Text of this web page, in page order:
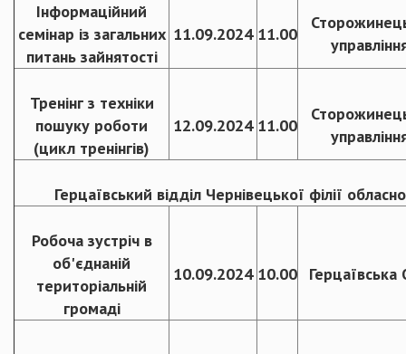
Інформаційний
семінар із загальних
питань зайнятості
11.09.2024 11.00
Тренінг з техніки
пошуку роботи
(цикл тренінгів)
12.09.2024 11.00
Герцаївський відділ Чернівецької філії
Робоча зустріч в
об'єднаній
територіальній
громаді
10.09.2024 10.00 Герцаївська